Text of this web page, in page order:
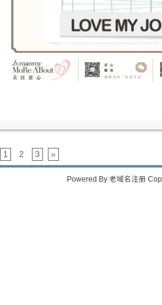
1 2 3 »
Powered By 老域名注册